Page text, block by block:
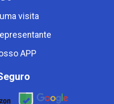
visita
APP